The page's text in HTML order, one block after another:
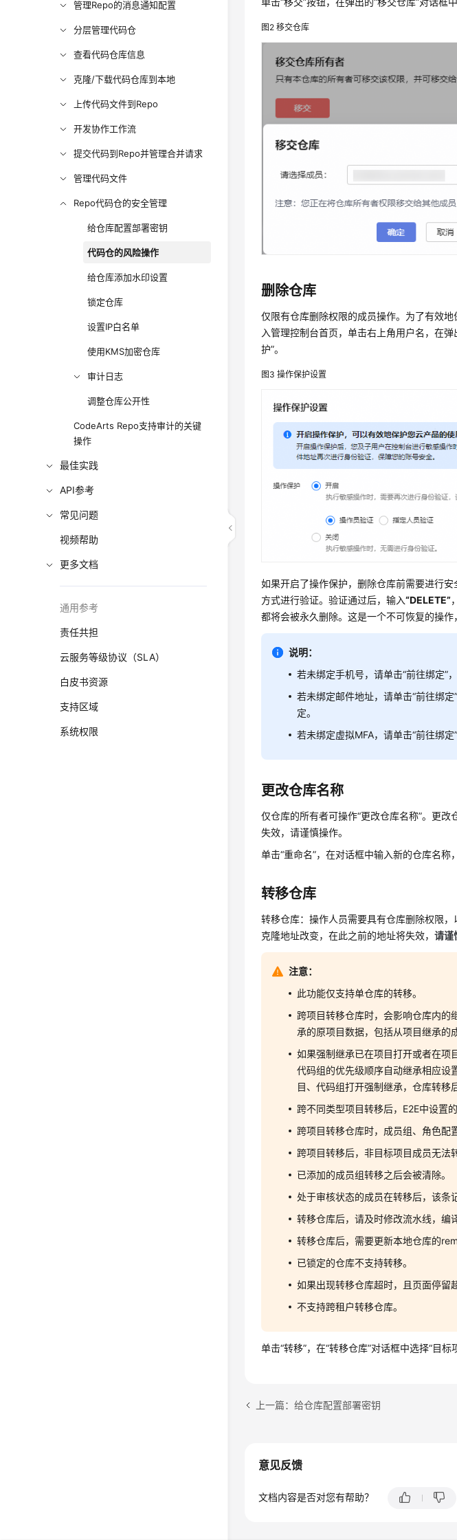
管理Repo的消息通知配置
分层管理代码仓
查看代码仓库信息
克隆/下载代码仓库到本地
上传代码文件到Repo
开发协作工作流
提交代码到Repo并管理合并请求
管理代码文件
Repo代码仓的安全管理
给仓库配置部署密钥
代码仓的风险操作
给仓库添加水印设置
锁定仓库
设置IP白名单
使用KMS加密仓库
审计日志
调整仓库公开性
CodeArts Repo支持审计的关键
操作
最佳实践
API参考
常见问题
视频帮助
更多文档
通用参考
责任共担
云服务等级协议（SLA）
白皮书资源
支持区域
系统权限
图2移交仓库
删除仓库
仅限有仓库删除权限的成员操作。为了有效
入管理控制台首页，单击右上角用户名，在弹
护”。
图3操作保护设置
如果开启了操作保护，删除仓库前需要进行
方式进行验证。验证通过后，输入“DELETE”
都将会被永久删除。这是一个不可恢复的操作
说明：
若未绑定手机号，请单击“前往绑定”
若未绑定邮件地址，请单击“前往绑定
定。
若未绑定虚拟MFA，请单击“前往绑定
更改仓库名称
仅仓库的所有者可操作“更改仓库名称”。更改
失效，请谨慎操作。
单击“重命名”，在对话框中输入新的仓库名称
转移仓库
转移仓库：操作人员需要具有仓库删除权限
克隆地址改变，在此之前的地址将失效，请谨
注意：
此功能仅支持单仓库的转移。
跨项目转移仓库时，会影响仓库内的
承的原项目数据，包括从项目继承的
如果强制继承已在项目打开或者在项
代码组的优先级顺序自动继承相应设
目、代码组打开强制继承，仓库转移
跨不同类型项目转移后，E2E中设置
跨项目转移仓库时，成员组、角色配
跨项目转移后，非目标项目成员无法
已添加的成员组转移之后会被清除。
处于审核状态的成员在转移后，该条
转移仓库后，请及时修改流水线，编
转移仓库后，需要更新本地仓库的
已锁定的仓库不支持转移。
如果出现转移仓库超时，且页面停留
不支持跨租户转移仓库。
单击“转移”，在“转移仓库”对话框中选择“目标
上一篇：给仓库配置部署密钥
意见反馈
文档内容是否对您有帮助？